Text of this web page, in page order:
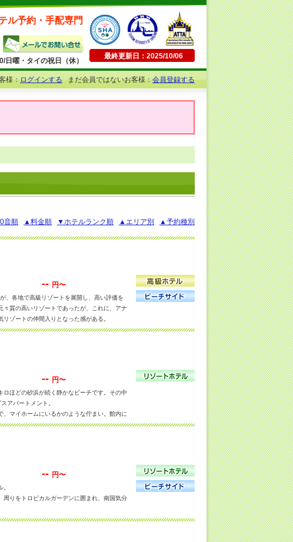
ル予約・手配専門
曜・タイの祝日（休）
最終更新日：2025/10/06
様：ログインするまだ会員ではないお客様：会員登録する
音順 ▲料金順 ▼ホテルランク順 ▲エリア別 ▲予約種別
、各地で高級リゾートを展開し、高い評価を
質の高いリゾートであったが、これに、アナ
ゾートの仲間入りとなった感がある。
エンビーチの繁華街も直ぐという便利な立
がある。
プールアクセスルーム以外は、プライベート
取られているのが特徴的。また、デラックス
-- 円〜
ほどの砂浜が続く静かなビーチです。その中
アパートメント。
マイホームにいるかのような佇まい。館内に
-- 円〜
りをトロピカルガーデンに囲まれ、南国気分
、自然を満喫できるリゾートです。
-- 円〜